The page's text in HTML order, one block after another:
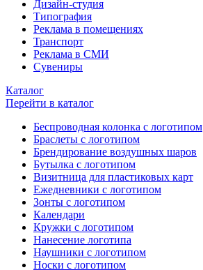
Дизайн-студия
Типография
Реклама в помещениях
Транспорт
Реклама в СМИ
Сувениры
Каталог
Перейти в каталог
Беспроводная колонка с логотипом
Браслеты с логотипом
Брендирование воздушных шаров
Бутылка с логотипом
Визитница для пластиковых карт
Ежедневники с логотипом
Зонты с логотипом
Календари
Кружки с логотипом
Нанесение логотипа
Наушники с логотипом
Носки с логотипом